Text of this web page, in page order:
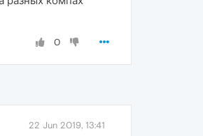
0
22 Jun 2019, 13:41